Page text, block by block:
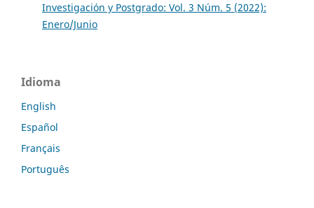
Investigación y Postgrado: Vol. 3 Núm. 5 (2022):
Enero/Junio
Idioma
English
Español
Français
Português